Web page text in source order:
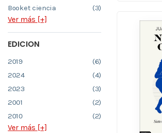
Booket ciencia
(3)
Ver más [+]
EDICION
2019
(6)
2024
(4)
2023
(3)
2001
(2)
2010
(2)
Ver más [+]